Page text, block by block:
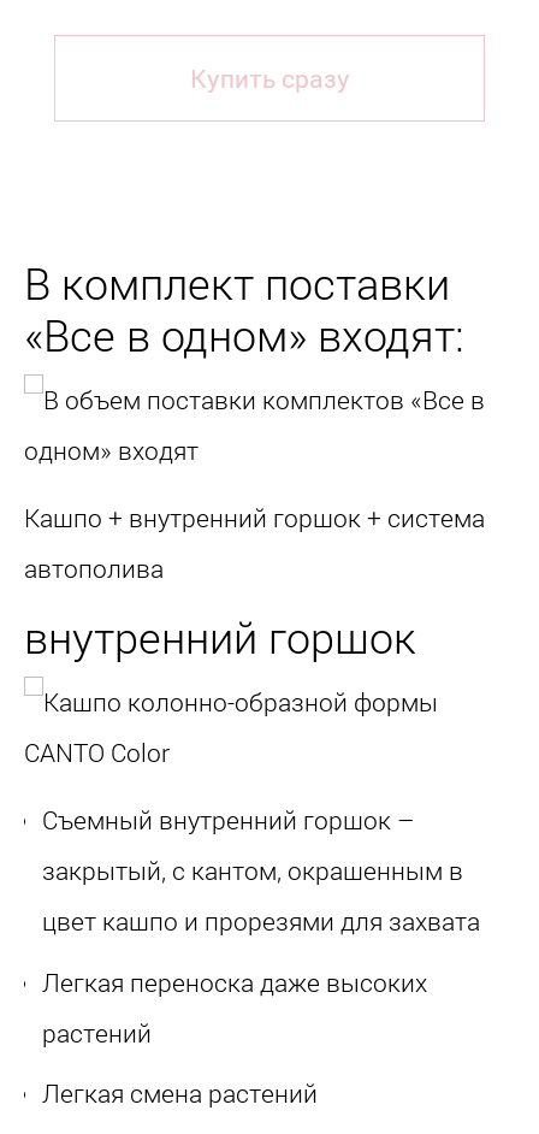
Купить сразу
В комплект поставки
«Все в одном» входят:
Кашпо + внутренний горшок + система
автополива
внутренний горшок
Съемный внутренний горшок –
закрытый, с кантом, окрашенным в
цвет кашпо и прорезями для захвата
Легкая переноска даже высоких
растений
Легкая смена растений